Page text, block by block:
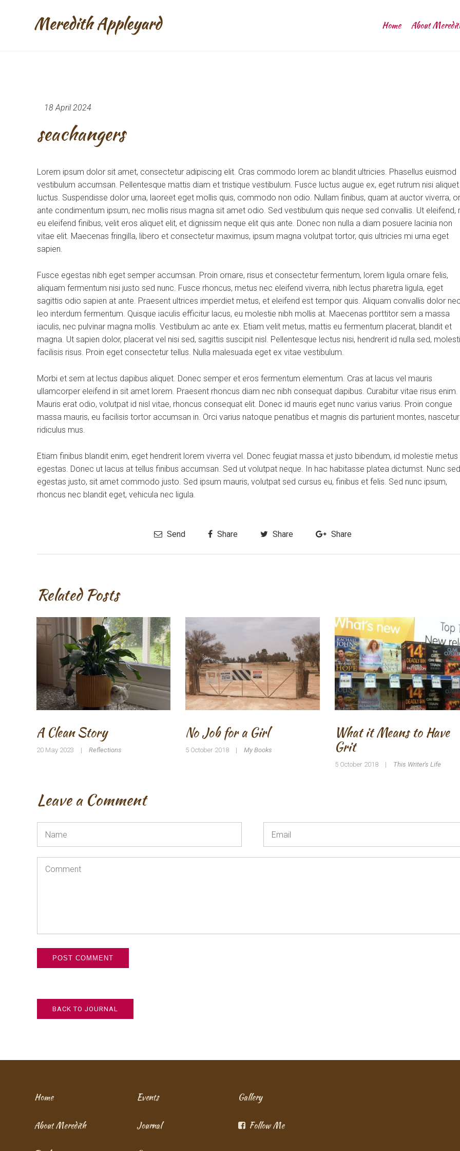
Home About
18 April 2024
seachangers
Lorem ipsum dolor sit amet, consectetur adipiscing elit. Cras commodo lorem ac blandit ultricies. Phasellus euismod
vestibulum accumsan. Pellentesque mattis diam et tristique vestibulum. Fusce luctus augue ex, eget rutrum nisi aliquet
luctus. Suspendisse dolor urna, laoreet eget mollis quis, commodo non odio. Nullam finibus, quam at auctor viverra,
ante condimentum ipsum, nec mollis risus magna sit amet odio. Sed vestibulum quis neque sed convallis. Ut eleifend,
eu eleifend finibus, velit eros aliquet elit, et dignissim neque elit quis ante. Donec non nulla a diam posuere lacinia non
vitae elit. Maecenas fringilla, libero et consectetur maximus, ipsum magna volutpat tortor, quis ultricies mi urna eget
sapien.
Fusce egestas nibh eget semper accumsan. Proin ornare, risus et consectetur fermentum, lorem ligula ornare felis,
aliquam fermentum nisi justo sed nunc. Fusce rhoncus, metus nec eleifend viverra, nibh lectus pharetra ligula, eget
sagittis odio sapien at ante. Praesent ultrices imperdiet metus, et eleifend est tempor quis. Aliquam convallis dolor
leo interdum fermentum. Quisque iaculis efficitur lacus, eu molestie nibh mollis at. Maecenas porttitor sem a massa
iaculis, nec pulvinar magna mollis. Vestibulum ac ante ex. Etiam velit metus, mattis eu fermentum placerat, blandit et
magna. Ut sapien dolor, placerat vel nisi sed, sagittis suscipit nisl. Pellentesque lectus nisi, hendrerit id nulla sed,
facilisis risus. Proin eget consectetur tellus. Nulla malesuada eget ex vitae vestibulum.
Morbi et sem at lectus dapibus aliquet. Donec semper et eros fermentum elementum. Cras at lacus vel mauris
ullamcorper eleifend in sit amet lorem. Praesent rhoncus diam nec nibh consequat dapibus. Curabitur vitae risus enim.
Mauris erat odio, volutpat id nisl vitae, rhoncus consequat elit. Donec id mauris eget nunc varius varius. Proin congue
massa mauris, eu facilisis tortor accumsan in. Orci varius natoque penatibus et magnis dis parturient montes, nascetur
ridiculus mus.
Etiam finibus blandit enim, eget hendrerit lorem viverra vel. Donec feugiat massa et justo bibendum, id molestie metus
egestas. Donec ut lacus at tellus finibus accumsan. Sed ut volutpat neque. In hac habitasse platea dictumst. Nunc sed
egestas justo, sit amet commodo justo. Sed ipsum mauris, volutpat sed cursus eu, finibus et felis. Sed nunc ipsum,
rhoncus nec blandit eget, vehicula nec ligula.
Send Share Share Share
Related Posts
A Clean Story
20 May 2023 | Reflections
No Job for a Girl
5 October 2018 | My Books
What it Means to Have
Grit
5 October 2018 | This Writer's Life
Leave a Comment
BACK TO JOURNAL
Home
About Meredith
Events
Journal
Gallery
Follow Me